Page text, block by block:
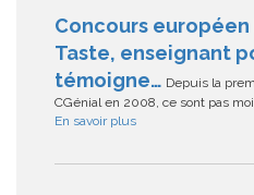
Concours européen
Taste, enseignant
témoigne… Depuis la
CGénial en 2008, ce sont pas
En savoir plus